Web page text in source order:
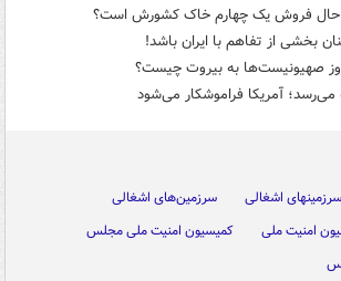
حال فروش‌ یک چهارم خاک کشورش است؟
بخشی از تفاهم با ایران باشد!
صهیونیست‌ها به بیروت چیست؟
می‌رسد؛ آمریکا فراموشکار می‌شود
سرزمینهای اشغالی
سرزمین‌های اشغالی
امنیت ملی
کمیسیون امنیت ملی مجلس